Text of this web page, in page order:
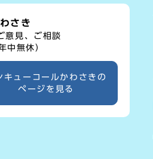
さき
意見、ご相談
中無休）
キューコールかわさきの
ページを見る